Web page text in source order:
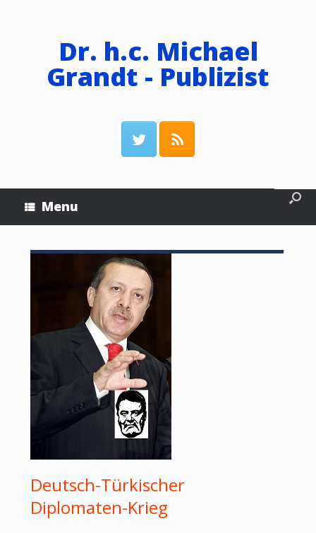
Dr. h.c. Michael
Grandt - Publizist
Menu
Deutsch-Türkischer
Diplomaten-Krieg